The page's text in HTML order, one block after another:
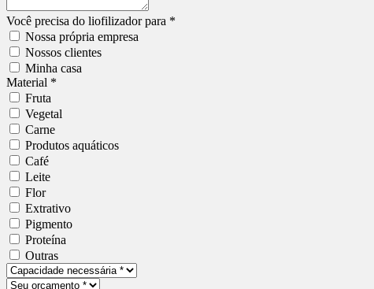
Você precisa do liofilizador para *
Nossa própria empresa
Nossos clientes
Minha casa
Material *
Fruta
Vegetal
Carne
Produtos aquáticos
Café
Leite
Flor
Extrativo
Pigmento
Proteína
Outras